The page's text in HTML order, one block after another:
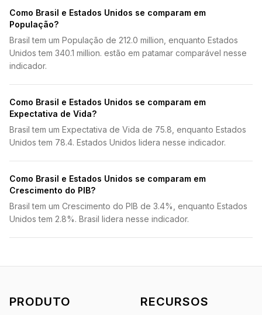
Como Brasil e Estados Unidos se comparam em
População?
Brasil tem um População de 212.0 million, enquanto Estados
Unidos tem 340.1 million. estão em patamar comparável nesse
indicador.
Como Brasil e Estados Unidos se comparam em
Expectativa de Vida?
Brasil tem um Expectativa de Vida de 75.8, enquanto Estados
Unidos tem 78.4. Estados Unidos lidera nesse indicador.
Como Brasil e Estados Unidos se comparam em
Crescimento do PIB?
Brasil tem um Crescimento do PIB de 3.4%, enquanto Estados
Unidos tem 2.8%. Brasil lidera nesse indicador.
PRODUTO RECURSOS